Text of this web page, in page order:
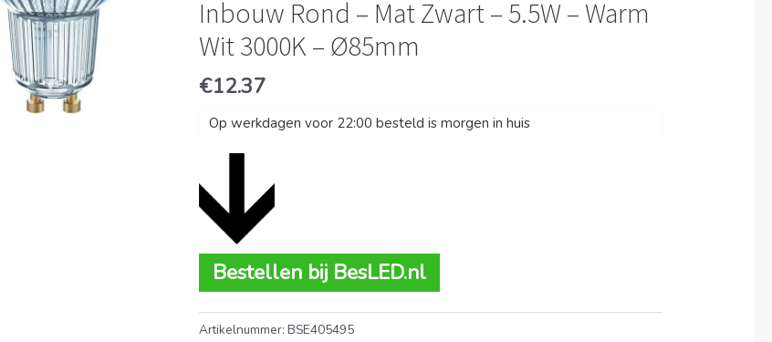
Inbouw Rond – Mat Zwart – 5.5W – Warm
Wit 3000K – Ø85mm
€12.37
Op werkdagen voor 22:00 besteld is morgen in huis
Bestellen bij BesLED.nl
Artikelnummer:BSE405495